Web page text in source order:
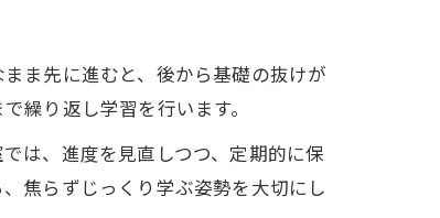
ま先に進むと、後から基礎の抜けが
繰り返し学習を行います。
は、進度を見直しつつ、定期的に保
焦らずじっくり学ぶ姿勢を大切にし